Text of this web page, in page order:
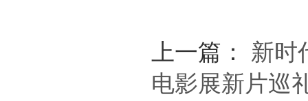
上一篇： 新时
电影展新片巡